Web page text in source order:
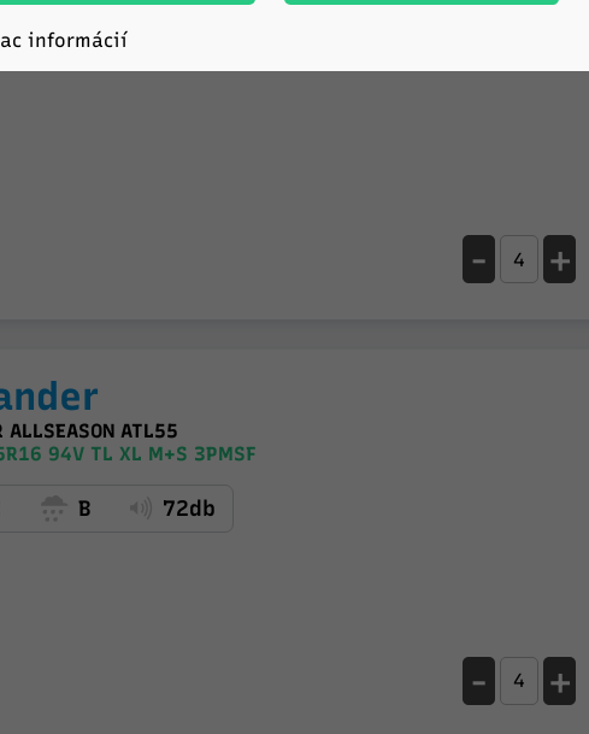
- +
ALLSEASON ATL55
94V TL XL M+S 3PMSF
B 72db
- +
informácií